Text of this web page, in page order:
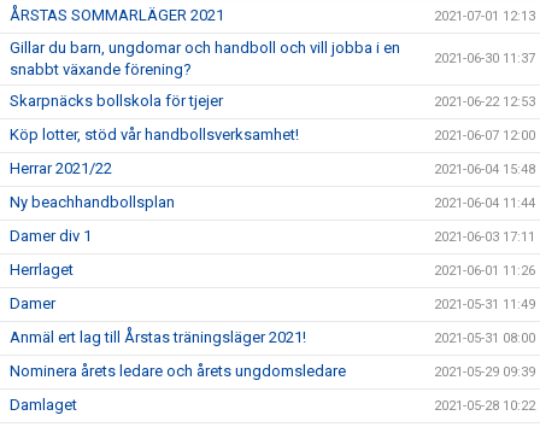
ÅRSTAS SOMMARLÄGER 2021 2021-07-01 12:13
Gillar du barn, ungdomar och handboll och vill jobba i en
snabbt växande förening?
2021-06-30 11:37
Skarpnäcks bollskola för tjejer 2021-06-22 12:53
Köp lotter, stöd vår handbollsverksamhet! 2021-06-07 12:00
Herrar 2021/22 2021-06-04 15:48
Ny beachhandbollsplan 2021-06-04 11:44
Damer div 1 2021-06-03 17:11
Herrlaget 2021-06-01 11:26
Damer 2021-05-31 11:49
Anmäl ert lag till Årstas träningsläger 2021! 2021-05-31 08:00
Nominera årets ledare och årets ungdomsledare 2021-05-29 09:39
Damlaget 2021-05-28 10:22